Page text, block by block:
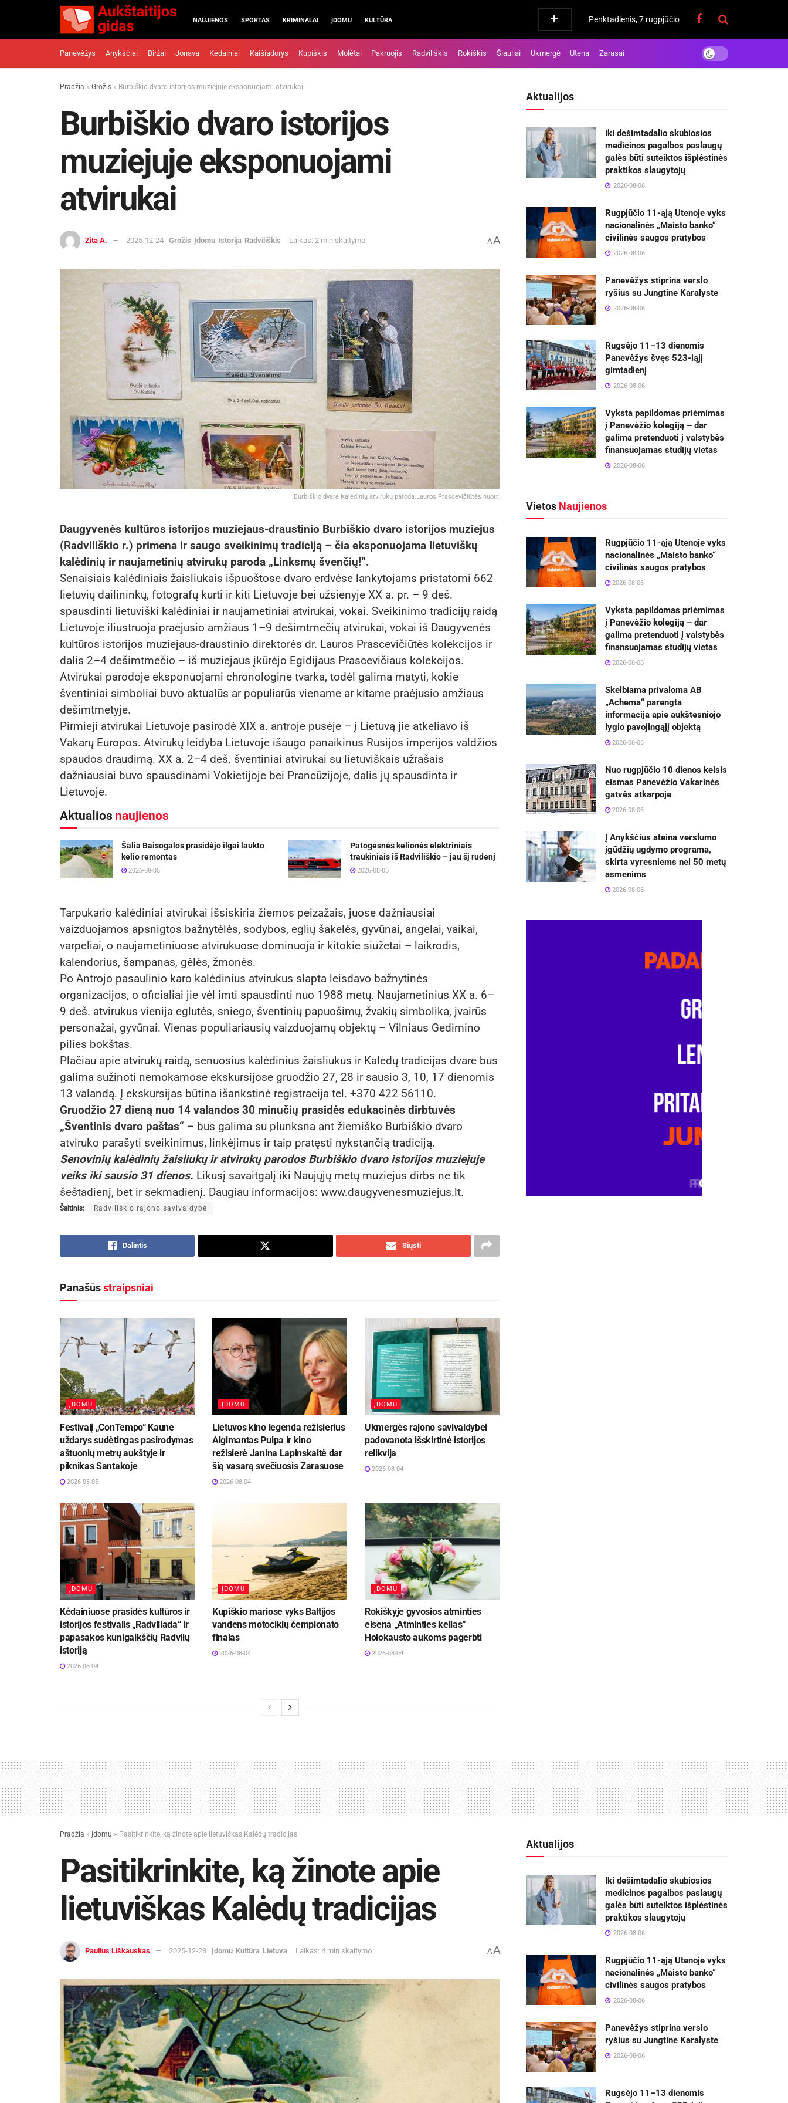
NAUJIENOS SPORTAS KRIMINALAI ĮDOMU KULTŪRA Penktadienis, 7 rugpjūčio
Panevėžys Anykščiai Biržai Jonava Kėdainiai Kaišiadorys Kupiškis Molėtai Pakruojis Radviliškis Rokiškis Šiauliai Ukmergė Utena Zarasai
Pradžia » Grožis » Burbiškio dvaro istorijos muziejuje eksponuojami atvirukai
Burbiškio dvaro istorijos
muziejuje eksponuojami
atvirukai
Zita A. 2025-12-24 Grožis Įdomu Istorija Radviliškis Laikas: 2 min skaitymo AA
Burbiškio dvare Kalėdinių atvirukų paroda.Lauros Prascevičiūtės nuotr.
Daugyvenės kultūros istorijos muziejaus-draustinio Burbiškio dvaro istorijos muziejus
(Radviliškio r.) primena ir saugo sveikinimų tradiciją – čia eksponuojama lietuviškų
kalėdinių ir naujametinių atvirukų paroda „Linksmų švenčių!“.
Senaisiais kalėdiniais žaisliukais išpuoštose dvaro erdvėse lankytojams pristatomi 662
lietuvių dailininkų, fotografų kurti ir kiti Lietuvoje bei užsienyje XX a. pr. – 9 deš.
spausdinti lietuviški kalėdiniai ir naujametiniai atvirukai, vokai. Sveikinimo tradicijų raidą
Lietuvoje iliustruoja praėjusio amžiaus 1–9 dešimtmečių atvirukai, vokai iš Daugyvenės
kultūros istorijos muziejaus-draustinio direktorės dr. Lauros Prascevičiūtės kolekcijos ir
dalis 2–4 dešimtmečio – iš muziejaus įkūrėjo Egidijaus Prascevičiaus kolekcijos.
Atvirukai parodoje eksponuojami chronologine tvarka, todėl galima matyti, kokie
šventiniai simboliai buvo aktualūs ar populiarūs viename ar kitame praėjusio amžiaus
dešimtmetyje.
Pirmieji atvirukai Lietuvoje pasirodė XIX a. antroje pusėje – į Lietuvą jie atkeliavo iš
Vakarų Europos. Atvirukų leidyba Lietuvoje išaugo panaikinus Rusijos imperijos valdžios
spaudos draudimą. XX a. 2–4 deš. šventiniai atvirukai su lietuviškais užrašais
dažniausiai buvo spausdinami Vokietijoje bei Prancūzijoje, dalis jų spausdinta ir
Lietuvoje.
Aktualios naujienos
Šalia Baisogalos prasidėjo ilgai laukto
kelio remontas
2026-08-05
Patogesnės kelionės elektriniais
traukiniais iš Radviliškio – jau šį rudenį
2026-08-05
Tarpukario kalėdiniai atvirukai išsiskiria žiemos peizažais, juose dažniausiai
vaizduojamos apsnigtos bažnytėlės, sodybos, eglių šakelės, gyvūnai, angelai, vaikai,
varpeliai, o naujametiniuose atvirukuose dominuoja ir kitokie siužetai – laikrodis,
kalendorius, šampanas, gėlės, žmonės.
Po Antrojo pasaulinio karo kalėdinius atvirukus slapta leisdavo bažnytinės
organizacijos, o oficialiai jie vėl imti spausdinti nuo 1988 metų. Naujametinius XX a. 6–
9 deš. atvirukus vienija eglutės, sniego, šventinių papuošimų, žvakių simbolika, įvairūs
personažai, gyvūnai. Vienas populiariausių vaizduojamų objektų – Vilniaus Gedimino
pilies bokštas.
Plačiau apie atvirukų raidą, senuosius kalėdinius žaisliukus ir Kalėdų tradicijas dvare bus
galima sužinoti nemokamose ekskursijose gruodžio 27, 28 ir sausio 3, 10, 17 dienomis
13 valandą. Į ekskursijas būtina išankstinė registracija tel. +370 422 56110.
Gruodžio 27 dieną nuo 14 valandos 30 minučių prasidės edukacinės dirbtuvės
„Šventinis dvaro paštas“ – bus galima su plunksna ant žiemiško Burbiškio dvaro
atviruko parašyti sveikinimus, linkėjimus ir taip pratęsti nykstančią tradiciją.
Senovinių kalėdinių žaisliukų ir atvirukų parodos Burbiškio dvaro istorijos muziejuje
veiks iki sausio 31 dienos. Likusį savaitgalį iki Naujųjų metų muziejus dirbs ne tik
šeštadienį, bet ir sekmadienį. Daugiau informacijos: www.daugyvenesmuziejus.lt.
Šaltinis: Radviliškio rajono savivaldybė
Dalintis Siųsti
Panašūsstraipsniai
ĮDOMU
Festivalį „ConTempo“ Kaune
uždarys sudėtingas pasirodymas
aštuonių metrų aukštyje ir
piknikas Santakoje
2026-08-05
ĮDOMU
Lietuvos kino legenda režisierius
Algimantas Puipa ir kino
režisierė Janina Lapinskaitė dar
šią vasarą svečiuosis Zarasuose
2026-08-04
ĮDOMU
Ukmergės rajono savivaldybei
padovanota išskirtinė istorijos
relikvija
2026-08-04
ĮDOMU
Kėdainiuose prasidės kultūros ir
istorijos festivalis „Radviliada“ ir
papasakos kunigaikščių Radvilų
istoriją
2026-08-04
ĮDOMU
Kupiškio mariose vyks Baltijos
vandens motociklų čempionato
finalas
2026-08-04
ĮDOMU
Rokiškyje gyvosios atminties
eisena „Atminties kelias“
Holokausto aukoms pagerbti
2026-08-04
Aktualijos
Iki dešimtadalio skubiosios
medicinos pagalbos paslaugų
galės būti suteiktos išplėstinės
praktikos slaugytojų
2026-08-06
Rugpjūčio 11-ąją Utenoje vyks
nacionalinės „Maisto banko“
civilinės saugos pratybos
2026-08-06
Panevėžys stiprina verslo
ryšius su Jungtine Karalyste
2026-08-06
Rugsėjo 11–13 dienomis
Panevėžys švęs 523-iąjį
gimtadienį
2026-08-06
Vyksta papildomas priėmimas
į Panevėžio kolegiją – dar
galima pretenduoti į valstybės
finansuojamas studijų vietas
2026-08-06
Vietos Naujienos
Rugpjūčio 11-ąją Utenoje vyks
nacionalinės „Maisto banko“
civilinės saugos pratybos
2026-08-06
Vyksta papildomas priėmimas
į Panevėžio kolegiją – dar
galima pretenduoti į valstybės
finansuojamas studijų vietas
2026-08-06
Skelbiama privaloma AB
„Achema“ parengta
informacija apie aukštesniojo
lygio pavojingąjį objektą
2026-08-06
Nuo rugpjūčio 10 dienos keisis
eismas Panevėžio Vakarinės
gatvės atkarpoje
2026-08-06
Į Anykščius ateina verslumo
įgūdžių ugdymo programa,
skirta vyresniems nei 50 metų
asmenims
2026-08-06
Pradžia » Įdomu » Pasitikrinkite, ką žinote apie lietuviškas Kalėdų tradicijas
Pasitikrinkite, ką žinote apie
lietuviškas Kalėdų tradicijas
Paulius Liškauskas 2025-12-23 Įdomu Kultūra Lietuva Laikas: 4 min skaitymo AA
Aktualijos
Iki dešimtadalio skubiosios
medicinos pagalbos paslaugų
galės būti suteiktos išplėstinės
praktikos slaugytojų
2026-08-06
Rugpjūčio 11-ąją Utenoje vyks
nacionalinės „Maisto banko“
civilinės saugos pratybos
2026-08-06
Panevėžys stiprina verslo
ryšius su Jungtine Karalyste
2026-08-06
Rugsėjo 11–13 dienomis